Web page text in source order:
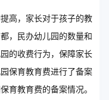
高，家长对于孩子的教
，民办幼儿园的数量和
的收费行为，保障家长
保育教育费进行了备案
育教育费的备案情况。